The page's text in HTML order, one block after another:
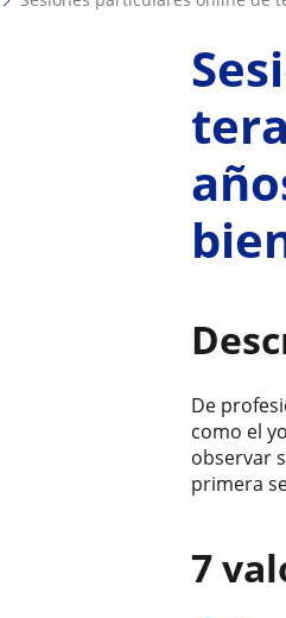
De
como el
observar
primera
7